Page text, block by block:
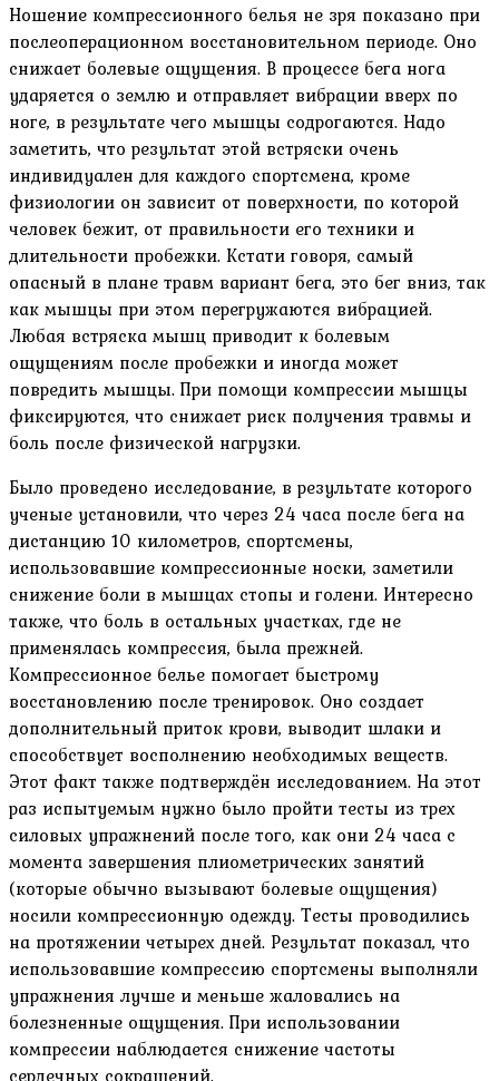
Ношение компрессионного белья не зря показано при
послеоперационном восстановительном периоде. Оно
снижает болевые ощущения. В процессе бега нога
ударяется о землю и отправляет вибрации вверх по
ноге, в результате чего мышцы содрогаются. Надо
заметить, что результат этой встряски очень
индивидуален для каждого спортсмена, кроме
физиологии он зависит от поверхности, по которой
человек бежит, от правильности его техники и
длительности пробежки. Кстати говоря, самый
опасный в плане травм вариант бега, это бег вниз, так
как мышцы при этом перегружаются вибрацией.
Любая встряска мышц приводит к болевым
ощущениям после пробежки и иногда может
повредить мышцы. При помощи компрессии мышцы
фиксируются, что снижает риск получения травмы и
боль после физической нагрузки.
Было проведено исследование, в результате которого
ученые установили, что через 24 часа после бега на
дистанцию 10 километров, спортсмены,
использовавшие компрессионные носки, заметили
снижение боли в мышцах стопы и голени. Интересно
также, что боль в остальных участках, где не
применялась компрессия, была прежней.
Компрессионное белье помогает быстрому
восстановлению после тренировок. Оно создает
дополнительный приток крови, выводит шлаки и
способствует восполнению необходимых веществ.
Этот факт также подтверждён исследованием. На этот
раз испытуемым нужно было пройти тесты из трех
силовых упражнений после того, как они 24 часа с
момента завершения плиометрических занятий
(которые обычно вызывают болевые ощущения)
носили компрессионную одежду. Тесты проводились
на протяжении четырех дней. Результат показал, что
использовавшие компрессию спортсмены выполняли
упражнения лучше и меньше жаловались на
болезненные ощущения. При использовании
компрессии наблюдается снижение частоты